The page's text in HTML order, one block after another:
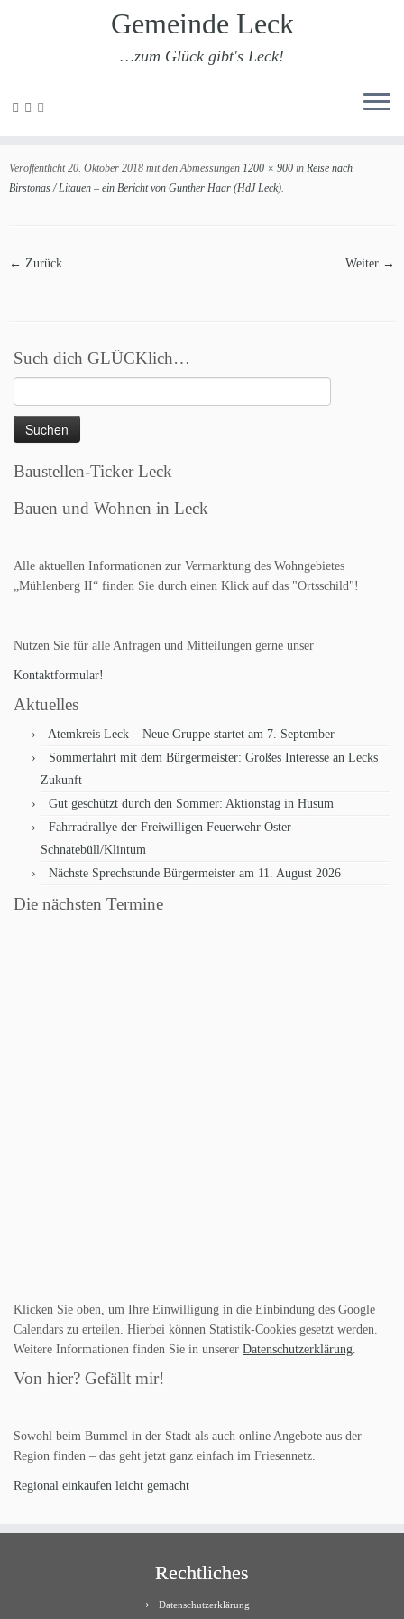
Zum
Gemeinde Leck
…zum Glück gibt's Leck!
Veröffentlicht 20. Oktober 2018 mit den Abmessungen 1200 × 900 in Reise nach
Birstonas / Litauen – ein Bericht von Gunther Haar (HdJ Leck).
← Zurück Weiter →
Such dich GLÜCKlich…
nach:
Baustellen-Ticker Leck
Bauen und Wohnen in Leck
Alle aktuellen Informationen zur Vermarktung des Wohngebietes
„Mühlenberg II“ finden Sie durch einen Klick auf das "Ortsschild"!
Nutzen Sie für alle Anfragen und Mitteilungen gerne unser
Kontaktformular!
Aktuelles
Atemkreis Leck – Neue Gruppe startet am 7. September
Sommerfahrt mit dem Bürgermeister: Großes Interesse an Lecks
Zukunft
Gut geschützt durch den Sommer: Aktionstag in Husum
Fahrradrallye der Freiwilligen Feuerwehr Oster-
Schnatebüll/Klintum
Nächste Sprechstunde Bürgermeister am 11. August 2026
Die nächsten Termine
Klicken Sie oben, um Ihre Einwilligung in die Einbindung des Google
Calendars zu erteilen. Hierbei können Statistik-Cookies gesetzt werden.
Weitere Informationen finden Sie in unserer Datenschutzerklärung.
Von hier? Gefällt mir!
Sowohl beim Bummel in der Stadt als auch online Angebote aus der
Region finden – das geht jetzt ganz einfach im Friesennetz.
Regional einkaufen leicht gemacht
Rechtliches
Datenschutzerklärung